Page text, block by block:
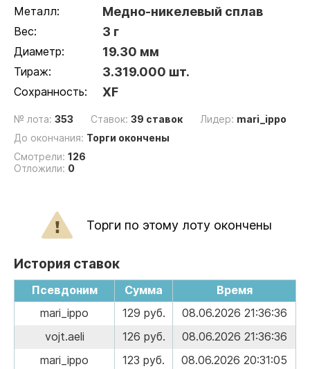
Металл: Медно-никелевый сплав
Вес: 3 г
Диаметр: 19.30 мм
Тираж: 3.319.000 шт.
Сохранность: XF
№ лота: 353 Ставок: 39 ставок Лидер: mari_ippo
До окончания: Торги окончены
Смотрели: 126
Отложили: 0
Торги по этому лоту окончены
История ставок
Псевдоним Сумма
Время
mari_ippo
129 руб.
08.06.2026 21:36:36
vojt.aeli
126 руб.
08.06.2026 21:36:36
mari_ippo
123 руб.
08.06.2026 20:31:05